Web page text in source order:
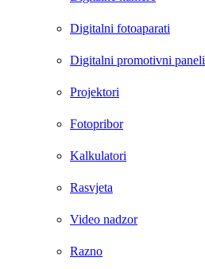
Digitalni fotoaparati
Digitalni promotivni paneli
Projektori
Fotopribor
Kalkulatori
Rasvjeta
Video nadzor
Razno